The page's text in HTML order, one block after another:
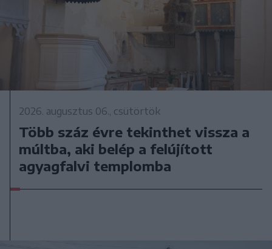
2026. augusztus 06., csütörtök
Több száz évre tekinthet vissza a
múltba, aki belép a felújított
agyagfalvi templomba